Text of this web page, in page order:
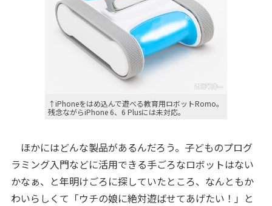
↑iPhoneをはめ込んで遊べる教育用ロボットRomo。
残念ながらiPhone 6、6 Plusには未対応。
ほかにはどんな製品があるんだろう。子どものプログ
ラミング入門などに活用できる手ごろなロボットはない
かなぁ、と年明けごろに探していたところ、なんともか
わいらしくて「ウチの娘に絶対遊ばせてあげたい！」と